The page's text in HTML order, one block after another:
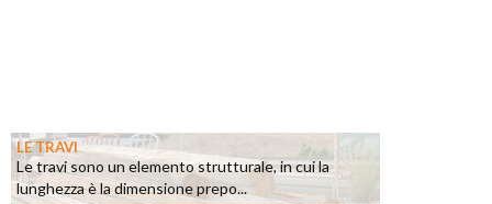
LE TRAVI
Le travi sono un elemento strutturale, in cui la
lunghezza è la dimensione prepo...